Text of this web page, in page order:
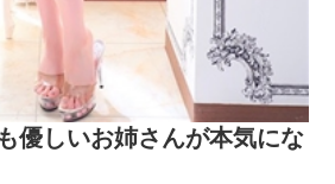
優しいお姉さんが本気にな